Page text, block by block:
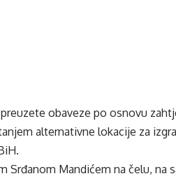
obaveze po osnovu
alternativne lokacije za
Mandićem na čelu, na